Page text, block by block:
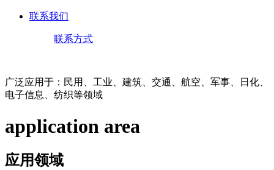
联系我们
联系方式
广泛应用于：民用、工业、建筑、交通、航空、军事、日化、
电子信息、纺织等领域
application area
应用领域